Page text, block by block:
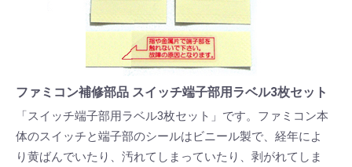
ファミコン補修部品 スイッチ端子部用ラベル3枚セット
「スイッチ端子部用ラベル3枚セット」です。ファミコン本
体のスイッチと端子部のシールはビニール製で、経年によ
り黄ばんでいたり、汚れてしまっていたり、剥がれてしま